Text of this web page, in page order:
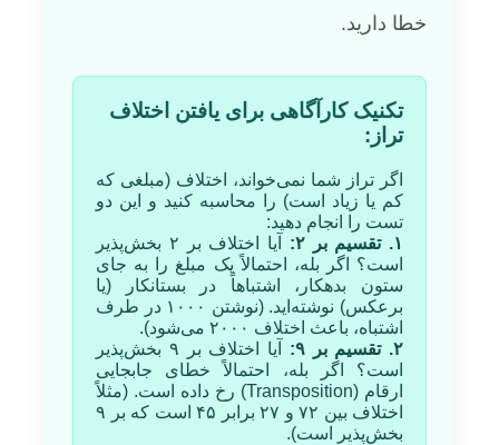
خطا دارید.
تکنیک کارآگاهی برای یافتن اختلاف
تراز:
اگر تراز شما نمی‌خواند، اختلاف (مبلغی که
کم یا زیاد است) را محاسبه کنید و این دو
تست را انجام دهید:
۱. تقسیم بر ۲:
آیا اختلاف بر ۲ بخش‌پذیر
است؟ اگر بله، احتمالاً یک مبلغ را به جای
ستون بدهکار، اشتباهاً در بستانکار (یا
برعکس) نوشته‌اید. (نوشتن ۱۰۰۰ در طرف
اشتباه، باعث اختلاف ۲۰۰۰ می‌شود).
۲. تقسیم بر ۹:
آیا اختلاف بر ۹ بخش‌پذیر
است؟ اگر بله، احتمالاً خطای جابجایی
ارقام (Transposition) رخ داده است. (مثلاً
اختلاف بین ۷۲ و ۲۷ برابر ۴۵ است که بر ۹
بخش‌پذیر است).